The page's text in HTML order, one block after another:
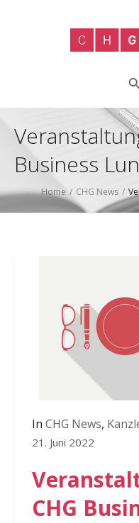
Business
Home / CHG News /
In CHG News,
21. Juni 2022
CHG